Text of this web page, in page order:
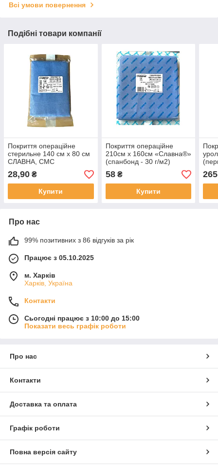
Всі умови повернення
Подібні товари компанії
Покриття операційне
стерильне 140 см х 80 см
СЛАВНА, СМС
28,90 ₴
Купити
Покриття операційне
210см х 160см «Славна®»
(спанбонд - 30 г/м2)
стерильне
58₴
Купити
265
Про нас
99% позитивних з 86 відгуків за рік
Працює з 05.10.2025
м. Харків
Харків, Україна
Контакти
Сьогодні працює з 10:00 до 15:00
Показати весь графік роботи
Про нас
Контакти
Доставка та оплата
Графік роботи
Повна версія сайту